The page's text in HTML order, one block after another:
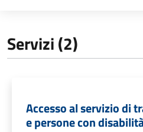
Servizi (2)
Accesso al servizio di
e persone con